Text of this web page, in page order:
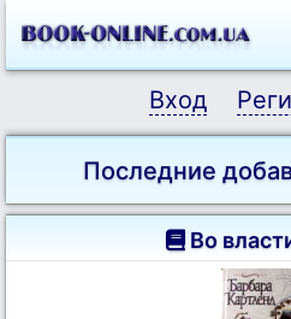
Вход
Последние
Во